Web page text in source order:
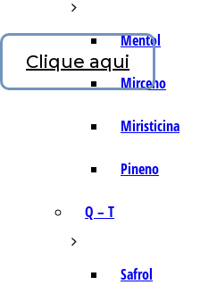
Mentol
Mirceno
Miristicina
Pineno
Q – T
Safrol
Clique aqui